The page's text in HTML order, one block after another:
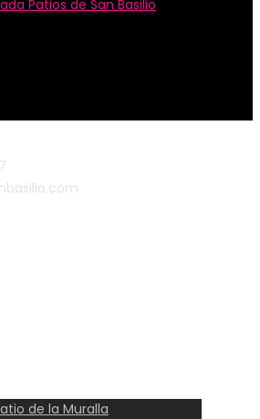
Patios de San Basilio
de la Muralla